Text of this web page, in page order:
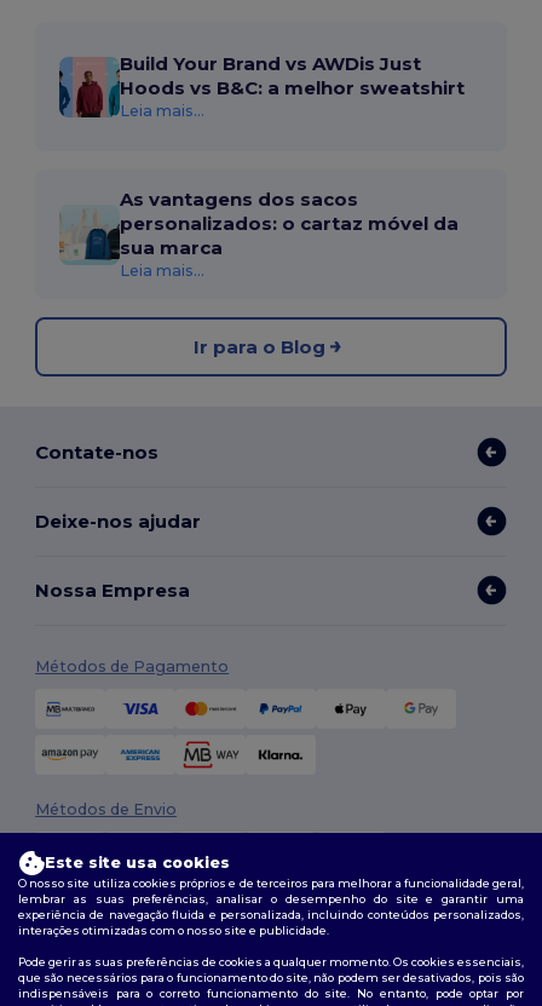
Build Your Brand vs AWDis Just
Hoods vs B&C: a melhor sweatshirt
Leia mais...
As vantagens dos sacos
personalizados: o cartaz móvel da
sua marca
Leia mais...
Ir para o Blog
Contate-nos
Deixe-nos ajudar
Nossa Empresa
Métodos de Pagamento
Métodos de Envio
Siga-nos
Este site usa cookies
O nosso site utiliza cookies próprios e de terceiros para melhorar a funcionalidade geral,
lembrar as suas preferências, analisar o desempenho do site e garantir uma
experiência de navegação fluida e personalizada, incluindo conteúdos personalizados,
interações otimizadas com o nosso site e publicidade.
Pode gerir as suas preferências de cookies a qualquer momento. Os cookies essenciais,
que são necessários para o funcionamento do site, não podem ser desativados, pois são
indispensáveis para o correto funcionamento do site. No entanto, pode optar por